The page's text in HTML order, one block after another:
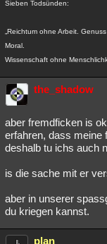
Sieben Todsünden:
„Reichtum ohne Arbeit.
Moral.
Wissenschaft ohne
the_shadow
aber fremdficken is
erfahren, dass meine
deshalb tu ichs auch
is die sache mit er
aber in unserer
du kriegen kannst.
plan